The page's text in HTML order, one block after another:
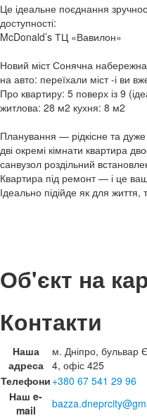
Це ідеальне поєднання
доступності:
McDonald’s ТЦ «Вавилон»
Новий міст Сонячна
на авто: переїхали міст -і ви
Про квартиру: 5 поверх із 9
житлова: 28 м2 кухня: 8 м2
Планування — рідкісне та
дві окремі кімнати квартира
санвузол роздільний
Квартира під ремонт — і це
Ідеально підійде як для
Об'єкт на
Контакти
Наша
адреса
м. Дніпро, бульвар
4, офіс 425
Телефони +380 67 541 29 96
Наш e-
mail